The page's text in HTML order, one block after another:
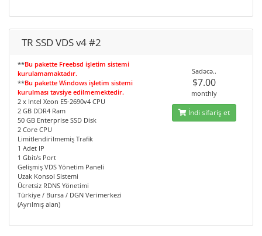
TR SSD VDS v4 #2
**Bu pakette Freebsd işletim sistemi
kurulamamaktadır.
**Bu pakette Windows işletim sistemi
kurulması tavsiye edilmemektedir.
2 x Intel Xeon E5-2690v4 CPU
2 GB DDR4 Ram
50 GB Enterprise SSD Disk
2 Core CPU
Limitlendirilmemiş Trafik
1 Adet IP
1 Gbit/s Port
Gelişmiş VDS Yönetim Paneli
Uzak Konsol Sistemi
Ücretsiz RDNS Yönetimi
Türkiye / Bursa / DGN Verimerkezi
(Ayrılmış alan)
Sadəcə..
$7.00
monthly
İndi sifariş et